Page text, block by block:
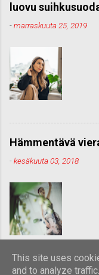
luovu
-marraskuuta 25, 2019
Hämmentävä
-kesäkuuta 03, 2018
This site uses
and to analyze